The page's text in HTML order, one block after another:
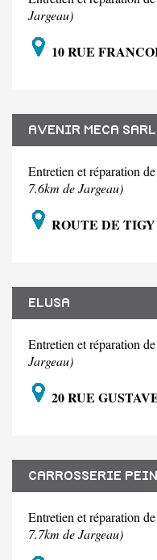
Jargeau)
10 RUE
AVENIR MECA SARL
Entretien et réparation
7.6km de Jargeau)
ROUTE DE
ELUSA
Entretien et réparation
Jargeau)
20 RUE
CARROSSERIE
Entretien et réparation
7.7km de Jargeau)